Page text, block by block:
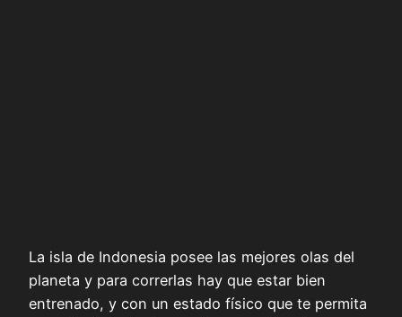
La isla de Indonesia posee las mejores olas del
planeta y para correrlas hay que estar bien
entrenado, y con un estado físico que te permita